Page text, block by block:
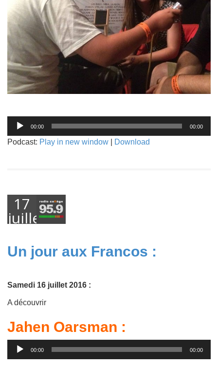
Lecteur
audio
00:00 00:00
Podcast: Play in new window Download
17
juillet
Un jour aux Francos :
Samedi 16 juillet 2016 :
A découvrir
Jahen Oarsman :
Lecteur
audio
00:00 00:00